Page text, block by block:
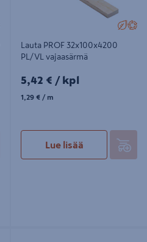
Lauta PROF 32x100x4200
PL/VL vajaasärmä
5,42€/kpl
5,42 € / kpl
1,29€/m
1,29 € / m
Lue lisää